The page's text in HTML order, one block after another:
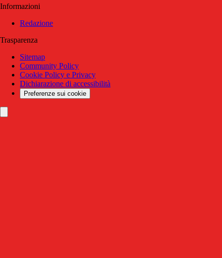
Informazioni
Redazione
Trasparenza
Sitemap
Community Policy
Cookie Policy e Privacy
Dichiarazione di accessibilità
Preferenze sui cookie